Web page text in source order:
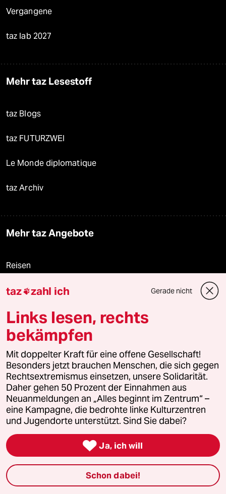
Vergangene
taz lab 2027
Mehr taz Lesestoff
taz Blogs
taz FUTURZWEI
Le Monde diplomatique
taz Archiv
Mehr taz Angebote
Reisen
Kantine
Shop
Anzeigen
Fragen & Hilfe
Feedback
Aboservice
ePaper Login
Downloads für Abonnierende
taz zahl ich Gerade nicht
Links lesen, rechts
bekämpfen
Mit doppelter Kraft für eine offene Gesellschaft!
Besonders jetzt brauchen Menschen, die sich gegen
Rechtsextremismus einsetzen, unsere Solidarität.
Daher gehen 50 Prozent der Einnahmen aus
Neuanmeldungen an „Alles beginnt im Zentrum“ –
eine Kampagne, die bedrohte linke Kulturzentren
und Jugendorte unterstützt. Sind Sie dabei?
 Ja, ich will
Schon dabei!